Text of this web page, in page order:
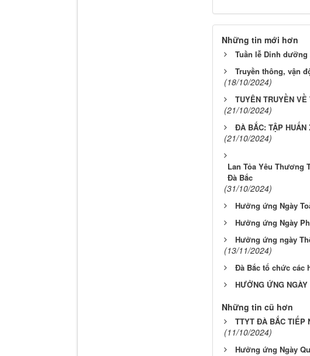
Những tin mới hơn
Tuần lễ Dinh dưỡng
Truyền thông, vận
(18/10/2024)
TUYÊN TRUYỀN
(21/10/2024)
ĐÀ BẮC: TẬP HUẤN
(21/10/2024)
Lan Tỏa Yêu Thương
Đà Bắc
(31/10/2024)
Hưởng ứng Ngày
Hưởng ứng Ngày
Hưởng ứng ngày
(13/11/2024)
Đà Bắc tổ chức các
HƯỞNG ỨNG
Những tin cũ hơn
TTYT ĐÀ BẮC TIẾP
(11/10/2024)
Hưởng ứng Ngày